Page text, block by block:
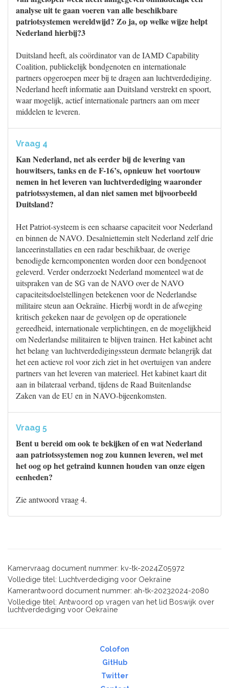
analyse uit te gaan voeren van alle beschikbare
patriotsystemen wereldwijd? Zo ja, op welke wijze helpt
Nederland hierbij?3
Duitsland heeft, als coördinator van de IAMD Capability
Coalition, publiekelijk bondgenoten en internationale
partners opgeroepen meer bij te dragen aan luchtverdediging.
Nederland heeft informatie aan Duitsland verstrekt en spoort,
waar mogelijk, actief internationale partners aan om meer
middelen te leveren.
Vraag 4
Kan Nederland, net als eerder bij de levering van
houwitsers, tanks en de F-16’s, opnieuw het voortouw
nemen in het leveren van luchtverdediging waaronder
patriotssystemen, al dan niet samen met bijvoorbeeld
Duitsland?
Het Patriot-systeem is een schaarse capaciteit voor Nederland
en binnen de NAVO. Desalniettemin stelt Nederland zelf drie
lanceerinstallaties en een radar beschikbaar, de overige
benodigde kerncomponenten worden door een bondgenoot
geleverd. Verder onderzoekt Nederland momenteel wat de
uitspraken van de SG van de NAVO over de NAVO
capaciteitsdoelstellingen betekenen voor de Nederlandse
militaire steun aan Oekraïne. Hierbij wordt in de afweging
kritisch gekeken naar de gevolgen op de operationele
gereedheid, internationale verplichtingen, en de mogelijkheid
om Nederlandse militairen te blijven trainen. Het kabinet acht
het belang van luchtverdedigingssteun dermate belangrijk dat
het een actieve rol voor zich ziet in het overtuigen van andere
partners van het leveren van materieel. Het kabinet kaart dit
aan in bilateraal verband, tijdens de Raad Buitenlandse
Zaken van de EU en in NAVO-bijeenkomsten.
Vraag 5
Bent u bereid om ook te bekijken of en wat Nederland
aan patriotssystemen nog zou kunnen leveren, wel met
het oog op het getraind kunnen houden van onze eigen
eenheden?
Zie antwoord vraag 4.
Kamervraag document nummer: kv-tk-2024Z05972
Volledige titel: Luchtverdediging voor Oekraïne
Kamerantwoord document nummer: ah-tk-20232024-2080
Volledige titel: Antwoord op vragen van het lid Boswijk over
luchtverdediging voor Oekraïne
Colofon
GitHub
Twitter